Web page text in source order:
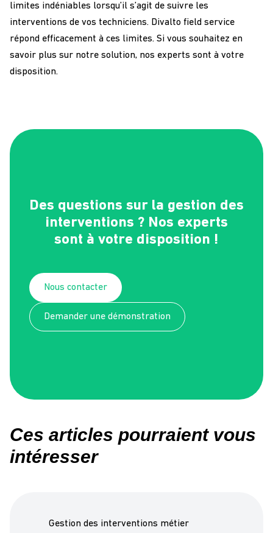
limites indéniables lorsqu’il s’agit de suivre les
interventions de vos techniciens. Divalto field service
répond efficacement à ces limites. Si vous souhaitez en
savoir plus sur notre solution, nos experts sont à votre
disposition.
Des questions sur la gestion des
interventions ? Nos experts
sont à votre disposition !
Nous contacter
Demander une démonstration
Ces articles pourraient vous
intéresser
Gestion des interventions métier